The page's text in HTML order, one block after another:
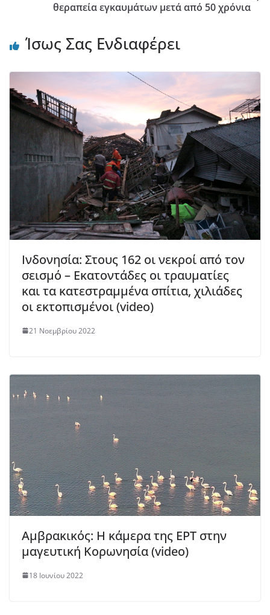
θεραπεία εγκαυμάτων μετά από 50 χρόνια
Ίσως Σας Ενδιαφέρει
Ινδονησία: Στους 162 οι νεκροί από τον
σεισμό – Εκατοντάδες οι τραυματίες
και τα κατεστραμμένα σπίτια, χιλιάδες
οι εκτοπισμένοι (video)
21 Νοεμβρίου 2022
Αμβρακικός: Η κάμερα της ΕΡΤ στην
μαγευτική Κορωνησία (video)
18 Ιουνίου 2022